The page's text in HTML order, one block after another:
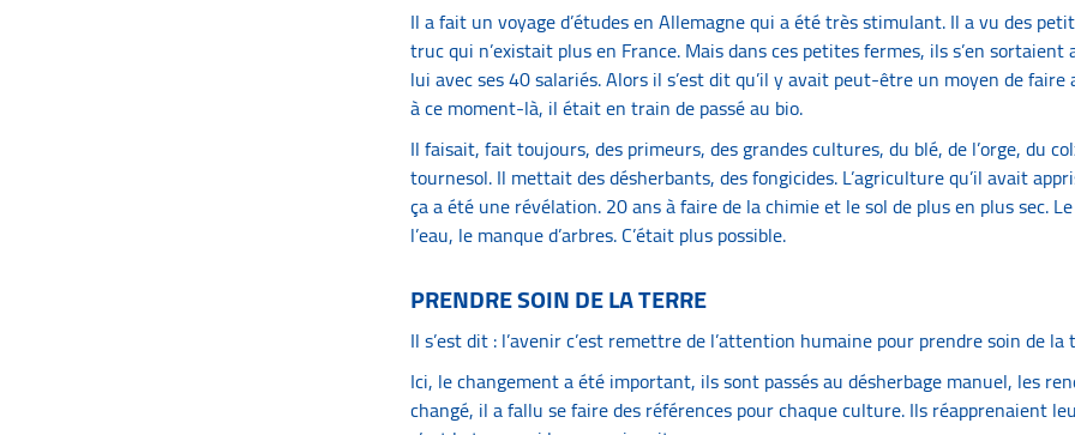
Il a fait un voyage d’études en Allemagne qui a été très stimulant. Il a vu des
truc qui n’existait plus en France. Mais dans ces petites fermes, ils s’en sortaient
lui avec ses 40 salariés. Alors il s’est dit qu’il y avait peut-être un moyen de
à ce moment-là, il était en train de passé au bio.
Il faisait, fait toujours, des primeurs, des grandes cultures, du blé, de l’orge, du
tournesol. Il mettait des désherbants, des fongicides. L’agriculture qu’il avait
ça a été une révélation. 20 ans à faire de la chimie et le sol de plus en plus sec.
l’eau, le manque d’arbres. C’était plus possible.
PRENDRE SOIN DE LA TERRE
Il s’est dit : l’avenir c’est remettre de l’attention humaine pour prendre soin de la
Ici, le changement a été important, ils sont passés au désherbage manuel, les
changé, il a fallu se faire des références pour chaque culture. Ils réapprenaient